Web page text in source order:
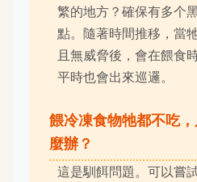
繁的地方？確保有多个
點。隨著時間推移，當
且無威脅後，會在餵食
平時也會出來巡邏。
餵冷凍食物牠都不吃
麼辦？
這是馴餌問題。可以嘗